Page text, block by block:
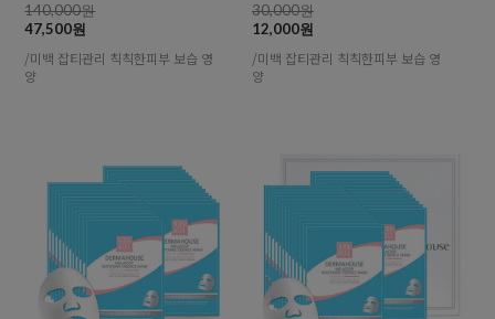
140,000원
47,500원
/미백 잡티관리 칙칙한피부 보습 영
양
30,000원
12,000원
/미백 잡티관리 칙칙한피부 보습 영
양